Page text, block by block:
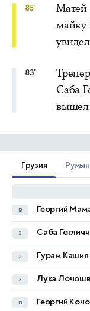
85'
Матей
майку
83'
Саба
вышел
Грузия
в Георгий
з Саба
з Гурам Кашия
з Лука
п Георгий
в Михай
з Владимир
з Андрей
з Раду
п Олимпиу